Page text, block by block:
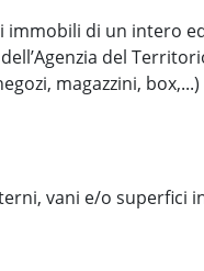
immobili di un intero
del
magazzini,
vani e/o superfici